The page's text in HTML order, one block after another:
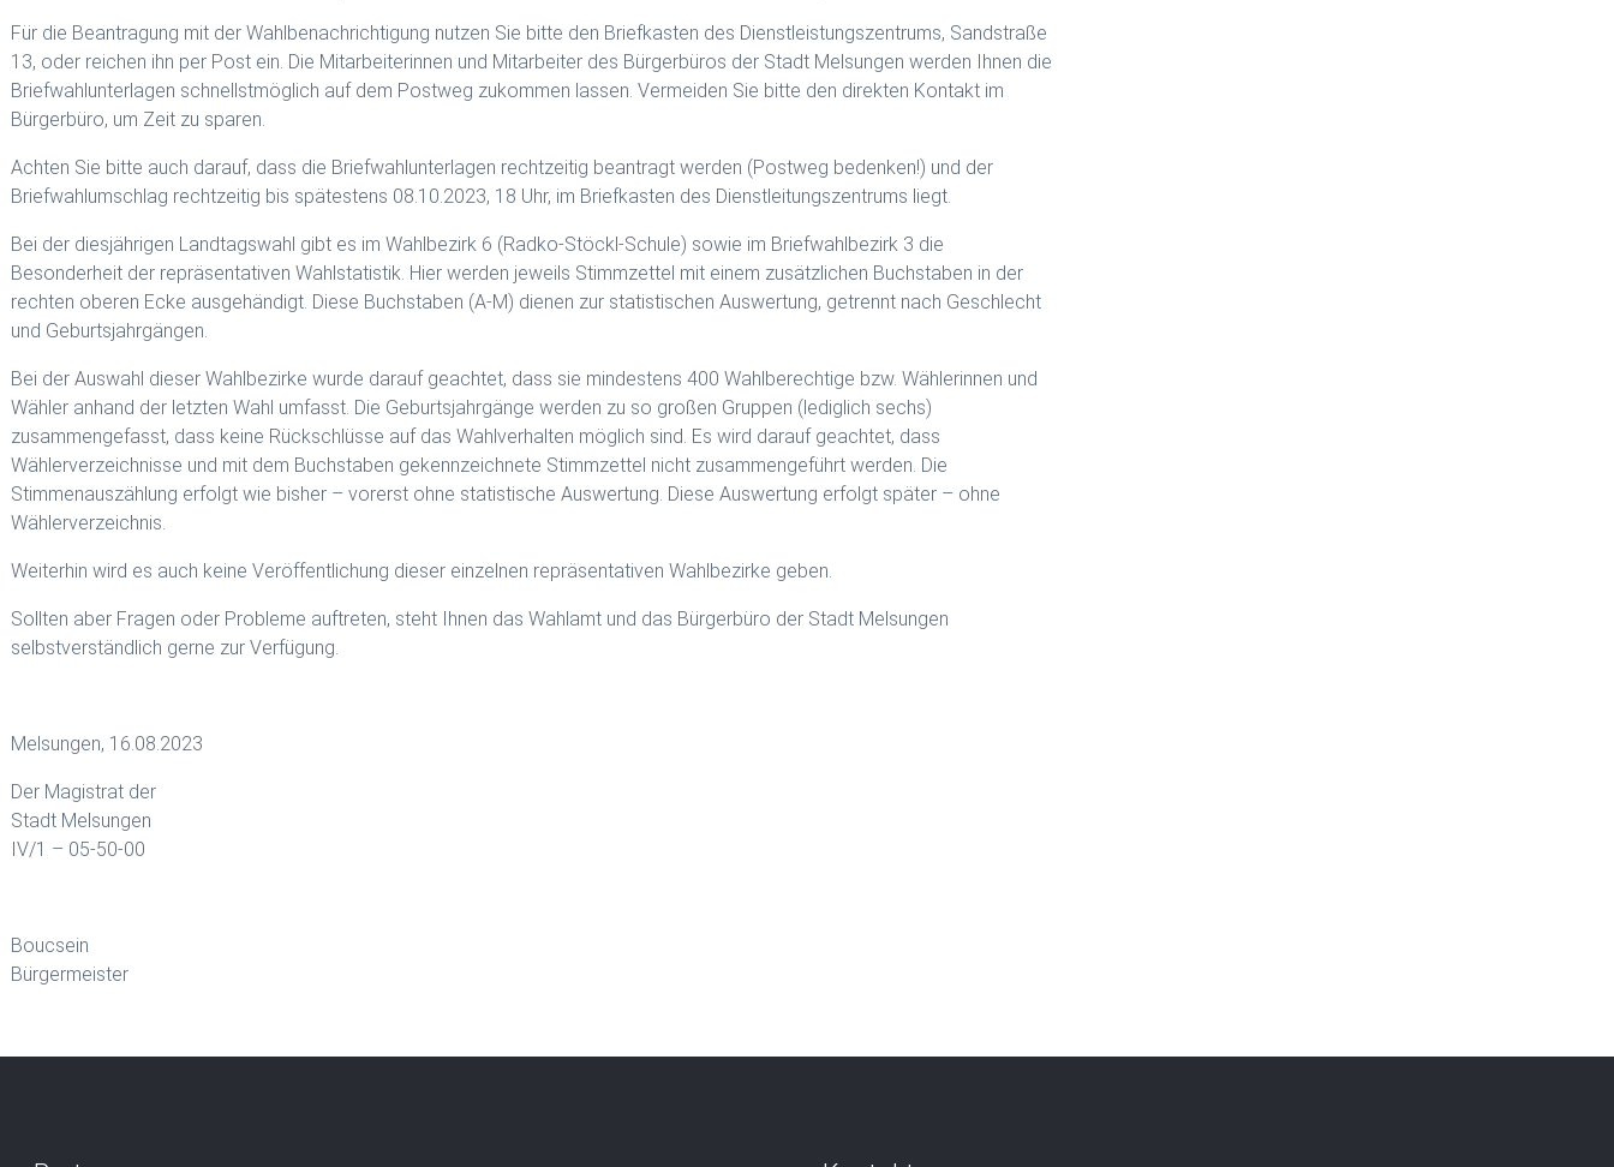
Für die Beantragung mit der Wahlbenachrichtigung nutzen Sie bitte den Briefkasten des Dienstleistungszentrums, Sandstraße
13, oder reichen ihn per Post ein. Die Mitarbeiterinnen und Mitarbeiter des Bürgerbüros der Stadt Melsungen werden Ihnen die
Briefwahlunterlagen schnellstmöglich auf dem Postweg zukommen lassen. Vermeiden Sie bitte den direkten Kontakt im
Bürgerbüro, um Zeit zu sparen.
Achten Sie bitte auch darauf, dass die Briefwahlunterlagen rechtzeitig beantragt werden (Postweg bedenken!) und der
Briefwahlumschlag rechtzeitig bis spätestens 08.10.2023, 18 Uhr, im Briefkasten des Dienstleitungszentrums liegt.
Bei der diesjährigen Landtagswahl gibt es im Wahlbezirk 6 (Radko-Stöckl-Schule) sowie im Briefwahlbezirk 3 die
Besonderheit der repräsentativen Wahlstatistik. Hier werden jeweils Stimmzettel mit einem zusätzlichen Buchstaben in der
rechten oberen Ecke ausgehändigt. Diese Buchstaben (A-M) dienen zur statistischen Auswertung, getrennt nach Geschlecht
und Geburtsjahrgängen.
Bei der Auswahl dieser Wahlbezirke wurde darauf geachtet, dass sie mindestens 400 Wahlberechtige bzw. Wählerinnen und
Wähler anhand der letzten Wahl umfasst. Die Geburtsjahrgänge werden zu so großen Gruppen (lediglich sechs)
zusammengefasst, dass keine Rückschlüsse auf das Wahlverhalten möglich sind. Es wird darauf geachtet, dass
Wählerverzeichnisse und mit dem Buchstaben gekennzeichnete Stimmzettel nicht zusammengeführt werden. Die
Stimmenauszählung erfolgt wie bisher – vorerst ohne statistische Auswertung. Diese Auswertung erfolgt später – ohne
Wählerverzeichnis.
Weiterhin wird es auch keine Veröffentlichung dieser einzelnen repräsentativen Wahlbezirke geben.
Sollten aber Fragen oder Probleme auftreten, steht Ihnen das Wahlamt und das Bürgerbüro der Stadt Melsungen
selbstverständlich gerne zur Verfügung.
Melsungen, 16.08.2023
Der Magistrat der
Stadt Melsungen
IV/1 – 05-50-00
Boucsein
Bürgermeister